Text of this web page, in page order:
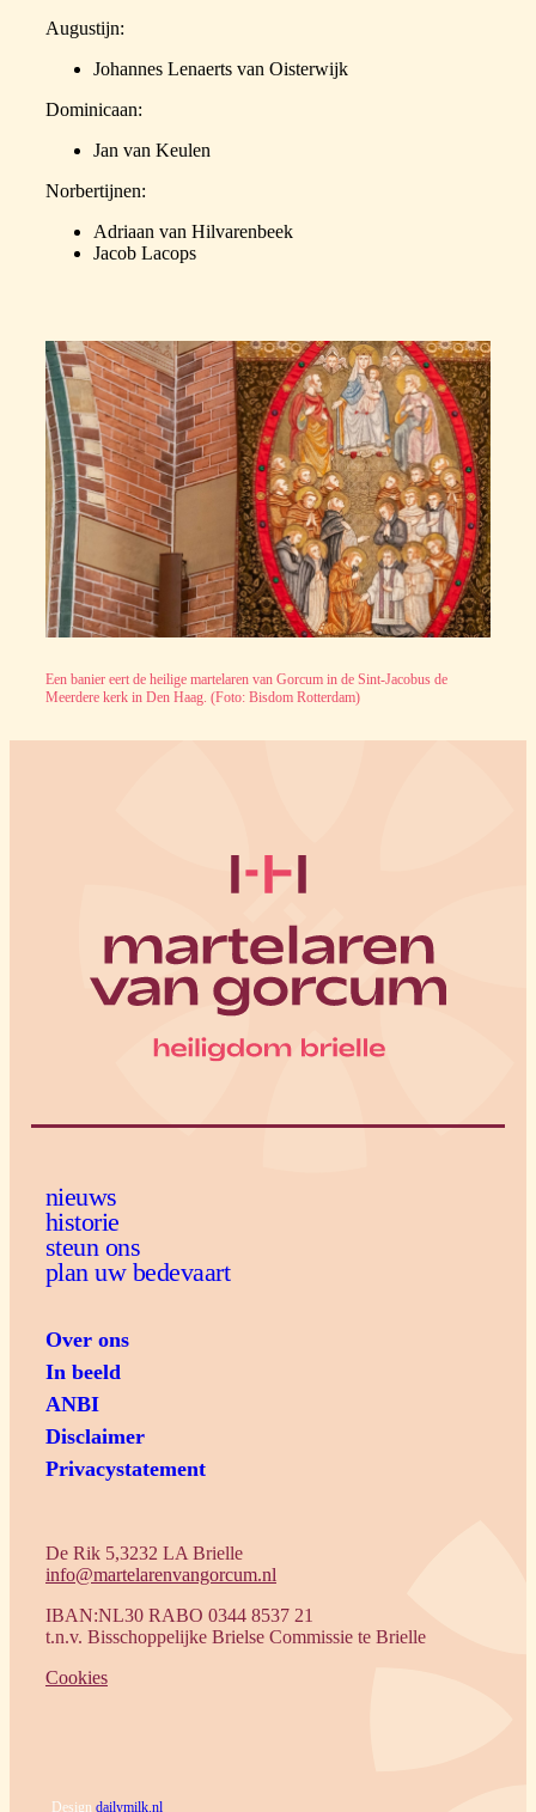
Augustijn:
Johannes Lenaerts van Oisterwijk
Dominicaan:
Jan van Keulen
Norbertijnen:
Adriaan van Hilvarenbeek
Jacob Lacops
Een banier eert de heilige martelaren van Gorcum in de Sint-Jacobus de
Meerdere kerk in Den Haag. (Foto: Bisdom Rotterdam)
nieuws
historie
steun ons
plan uw bedevaart
Over ons
In beeld
ANBI
Disclaimer
Privacystatement
De Rik 5,3232 LA Brielle
info@martelarenvangorcum.nl
IBAN:NL30 RABO 0344 8537 21
t.n.v. Bisschoppelijke Brielse Commissie te Brielle
Cookies
Design dailymilk.nl